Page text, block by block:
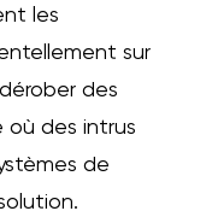
les
sur
des
où des intrus
de